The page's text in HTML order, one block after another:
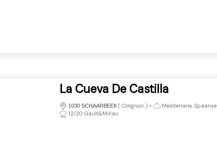
La Cueva De Castilla
1030 SCHAARBEEK ( Colignon ) •
Mediterrane, Spaanse
12/20 Gault&Millau